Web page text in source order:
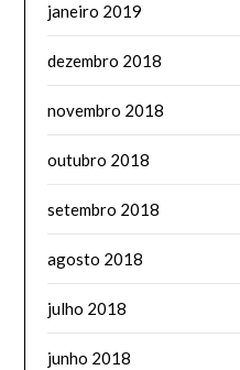
janeiro 2019
dezembro 2018
novembro 2018
outubro 2018
setembro 2018
agosto 2018
julho 2018
junho 2018